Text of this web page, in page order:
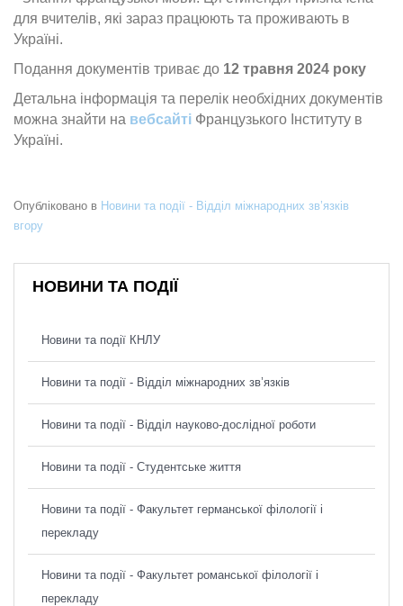
для вчителів, які зараз працюють та проживають в
Україні.
Подання документів триває до 12 травня 2024 року
Детальна інформація та перелік необхідних документів
можна знайти на вебсайті Французького Інституту в
Україні.
Опубліковано в Новини та події - Відділ міжнародних зв’язків
вгору
НОВИНИ ТА ПОДІЇ
Новини та події КНЛУ
Новини та події - Відділ міжнародних зв’язків
Новини та події - Відділ науково-дослідної роботи
Новини та події - Студентське життя
Новини та події - Факультет германської філології і
перекладу
Новини та події - Факультет романської філології і
перекладу